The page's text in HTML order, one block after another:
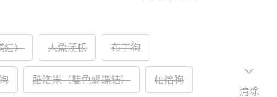
結） 人魚漢頓 布丁狗
酷洛米（雙色蝴蝶結） 帕恰狗
清除